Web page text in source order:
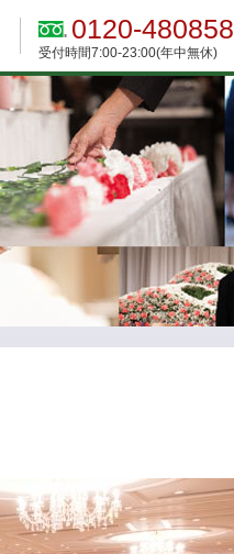
0120-480858
受付時間7:00-23:00(年中無休)